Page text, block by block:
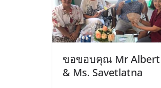
ขอขอบคุณ Mr Albert
& Ms. Savetlatna